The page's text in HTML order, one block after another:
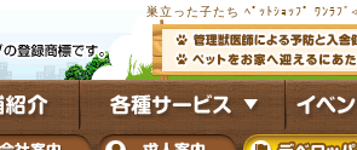
巣立った子たち ﾍﾟｯﾄｼｮｯﾌﾟ ﾜﾝﾗﾌ